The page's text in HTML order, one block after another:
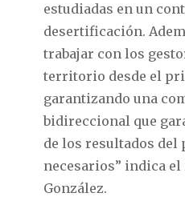
estudiadas en un
desertificación.
trabajar con los
territorio desde el
garantizando una
bidireccional que
de los resultados del
necesarios” indica
González.